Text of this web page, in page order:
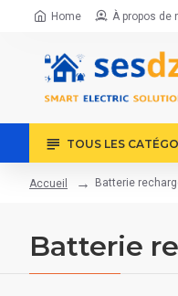
Home À propos de
TOUS LES
Accueil Batterie
Batterie